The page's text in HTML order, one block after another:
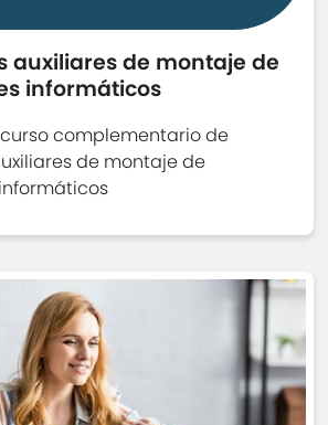
auxiliares de montaje de
informáticos
complementario de
de montaje de